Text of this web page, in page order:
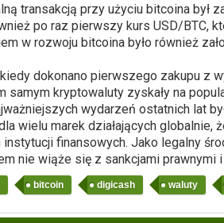
transakcją przy użyciu bitcoina był
po raz pierwszy kurs USD/BTC,
w rozwoju bitcoina było również
dokonano pierwszego zakupu z
samym kryptowaluty zyskały na
wydarzeń ostatnich lat
dla wielu marek działających
finansowych. Jako legalny
nie wiąże się z sankcjami
bitcoin digicash waluty